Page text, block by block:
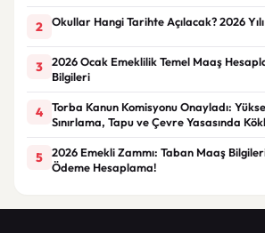
2 Okullar Hangi Tarihte Açılacak? 2026
3
2026 Ocak Emeklilik Temel Maaş
Bilgileri
4
Torba Kanun Komisyonu Onayladı:
Sınırlama, Tapu ve Çevre Yasasında
5
2026 Emekli Zammı: Taban Maaş
Ödeme Hesaplama!